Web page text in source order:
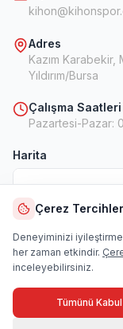
Adres
Kazım Karabekir,
Yıldırım/Bursa
Çalışma Saatleri
Pazartesi-Pazar:
Harita
Çerez
Deneyiminizi
her zaman etkindir.
inceleyebilirsiniz.
Tümünü